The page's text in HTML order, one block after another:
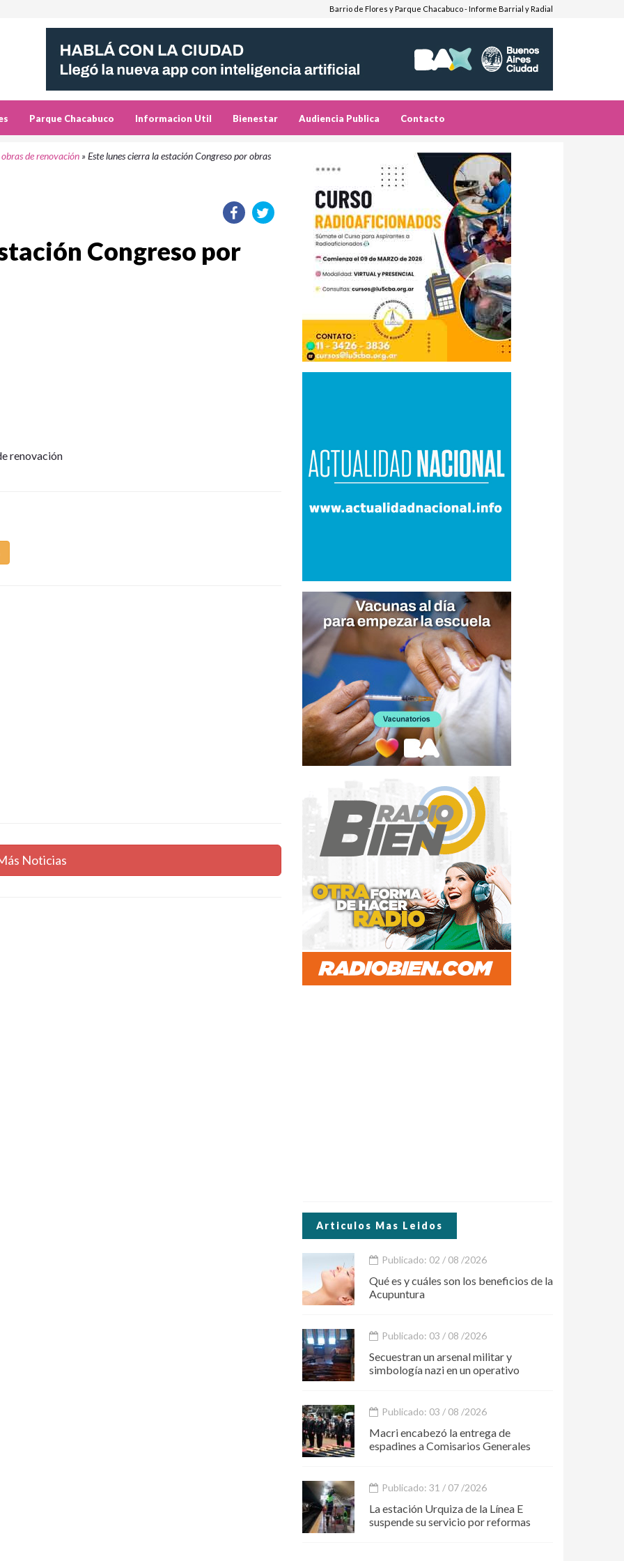
Barrio de Flores y Parque Chacabuco - Informe Barrial y Radial
Parque Chacabuco Informacion Util Bienestar Audiencia Publica Contacto
de renovación »Este lunes cierra la estación Congreso por obras
Congreso por
renovación
Noticias
Articulos Mas Leidos
Publicado: 02 / 08 /2026
Qué es y cuáles son los beneficios de la
Acupuntura
Publicado: 03 / 08 /2026
Secuestran un arsenal militar y
simbología nazi en un operativo
Publicado: 03 / 08 /2026
Macri encabezó la entrega de
espadines a Comisarios Generales
Publicado: 31 / 07 /2026
La estación Urquiza de la Línea E
suspende su servicio por reformas